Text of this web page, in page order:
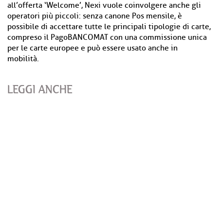
all’offerta ‘Welcome’, Nexi vuole coinvolgere anche gli
operatori più piccoli: senza canone Pos mensile, è
possibile di accettare tutte le principali tipologie di carte,
compreso il PagoBANCOMAT con una commissione unica
per le carte europee e può essere usato anche in
mobilità.
LEGGI ANCHE